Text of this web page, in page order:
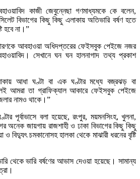
কাজী জেবুন্নেছা গণমাধ্যমকে কে বলেন,
বিভাগের কিছু কিছু এলাকায় অতিভারি বর্ষণ হতে
হবে না।”
আবহাওয়া অধিদপ্তরের ফেইসবুক পেইজে নজর
সেখানে ঘন ঘন হালনাগাদ তথ্য প্রকাশ
আধা ঘণ্টা বা এক ঘণ্টার মধ্যে বজ্রঝড় বা
আমরা তা গ্রাফিক্যাল আকারে ফেইসবুক পেইজে
নামও থাকে।”
পূর্বাভাসে বলা হয়েছে, রংপুর, ময়মনসিংহ, খুলনা,
অনেক জায়গায় রাজশাহী ও ঢাকা বিভাগের কিছু কিছু
ও বিদ্যুৎ চমকানোসহ হালকা থেকে মাঝারী ধরনের বৃষ্টি
থেকে ভারি বর্ষণের আভাস দেওয়া হয়েছে। সামান্য